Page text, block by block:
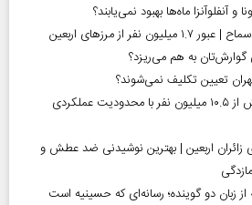
و آنفلوآنزا ماه‌ها بهبود نمی‌یابند؟
گوارش‌تان به هم می‌ریزد؟
تعیین تکلیف نمی‌شوند؟
آمار معلولیت در ایران | بیش از ۱۰.۵ میلیون نفر با محدودیت عملکردی
اربعین | بهترین نوشیدنی ضد عطش و
از زبان دو گوینده؛ رسانه‌ای که حسینیه است